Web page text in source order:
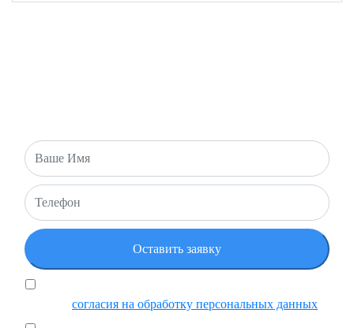
согласия на обработку персональных данных